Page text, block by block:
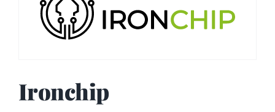
Artizarra Fundazioa
Actualidad
Ironchip